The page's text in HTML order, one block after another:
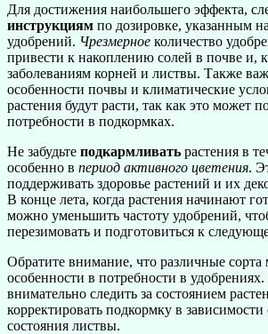
Для достижения наибольшего эффекта,
инструкциям по дозировке, указанным
удобрений. Чрезмерное количество
привести к накоплению солей в почве и,
заболеваниям корней и листвы. Также
особенности почвы и климатические
растения будут расти, так как это может
потребности в подкормках.
Не забудьте подкармливать растения в
особенно в период активного цветения.
поддерживать здоровье растений и их
В конце лета, когда растения начинают
можно уменьшить частоту удобрений,
перезимовать и подготовиться к
Обратите внимание, что различные сорта
особенности в потребности в
внимательно следить за состоянием
корректировать подкормку в зависимости
состояния листвы.